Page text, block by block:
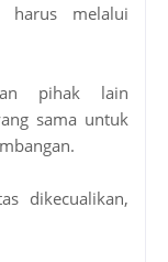
harus melalui
pihak lain
sama untuk
dikecualikan,